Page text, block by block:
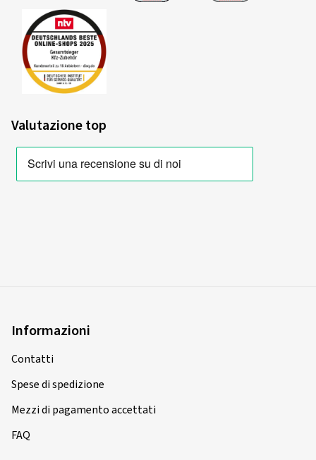
Valutazione top
Informazioni
Contatti
Spese di spedizione
Mezzi di pagamento accettati
FAQ